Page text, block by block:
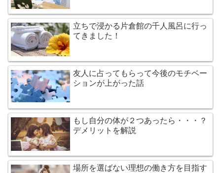
立ちで浸かる片倉館の千人風呂に行っ
てきました！
友人に占ってもらって今後のモチベー
ションが上がった話
もし自分の体が２つあったら・・・？
デメリットを解説
場所を選ばない理想の働き方を目指す